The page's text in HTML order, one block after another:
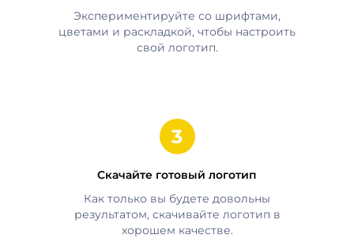
Экспериментируйте со шрифтами,
цветами и раскладкой, чтобы настроить
свой логотип.
Скачайте готовый логотип
Как только вы будете довольны
результатом, скачивайте логотип в
хорошем качестве.